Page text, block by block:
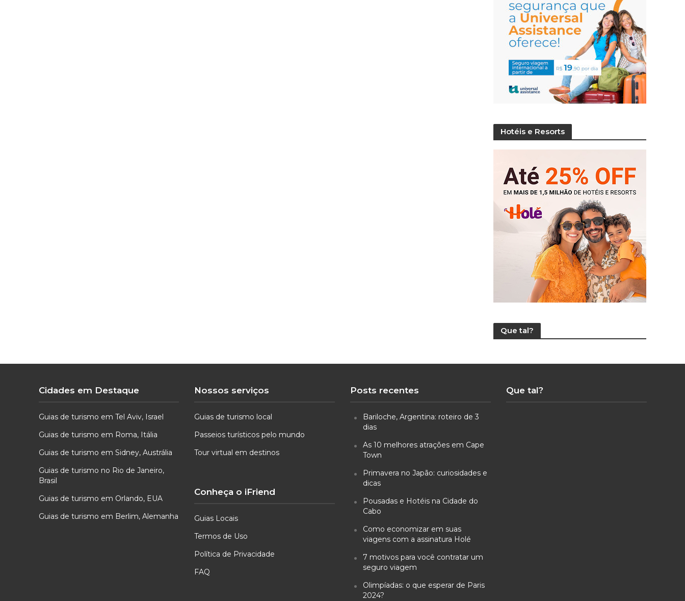
Hotéis e Resorts
Que tal?
Cidades em Destaque
Guias de turismo em Tel Aviv, Israel
Guias de turismo em Roma, Itália
Guias de turismo em Sidney, Austrália
Guias de turismo no Rio de Janeiro,
Brasil
Guias de turismo em Orlando, EUA
Guias de turismo em Berlim, Alemanha
Nossos serviços
Guias de turismo local
Passeios turísticos pelo mundo
Tour virtual em destinos
Conheça o iFriend
Guias Locais
Termos de Uso
Política de Privacidade
FAQ
Posts recentes
Bariloche, Argentina: roteiro de 3
dias
As 10 melhores atrações em Cape
Town
Primavera no Japão: curiosidades e
dicas
Pousadas e Hotéis na Cidade do
Cabo
Como economizar em suas
viagens com a assinatura Holé
7 motivos para você contratar um
seguro viagem
Olimpíadas: o que esperar de Paris
2024?
Que tal?